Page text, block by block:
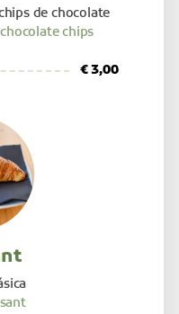
de chocolate
chips
€ 3,00